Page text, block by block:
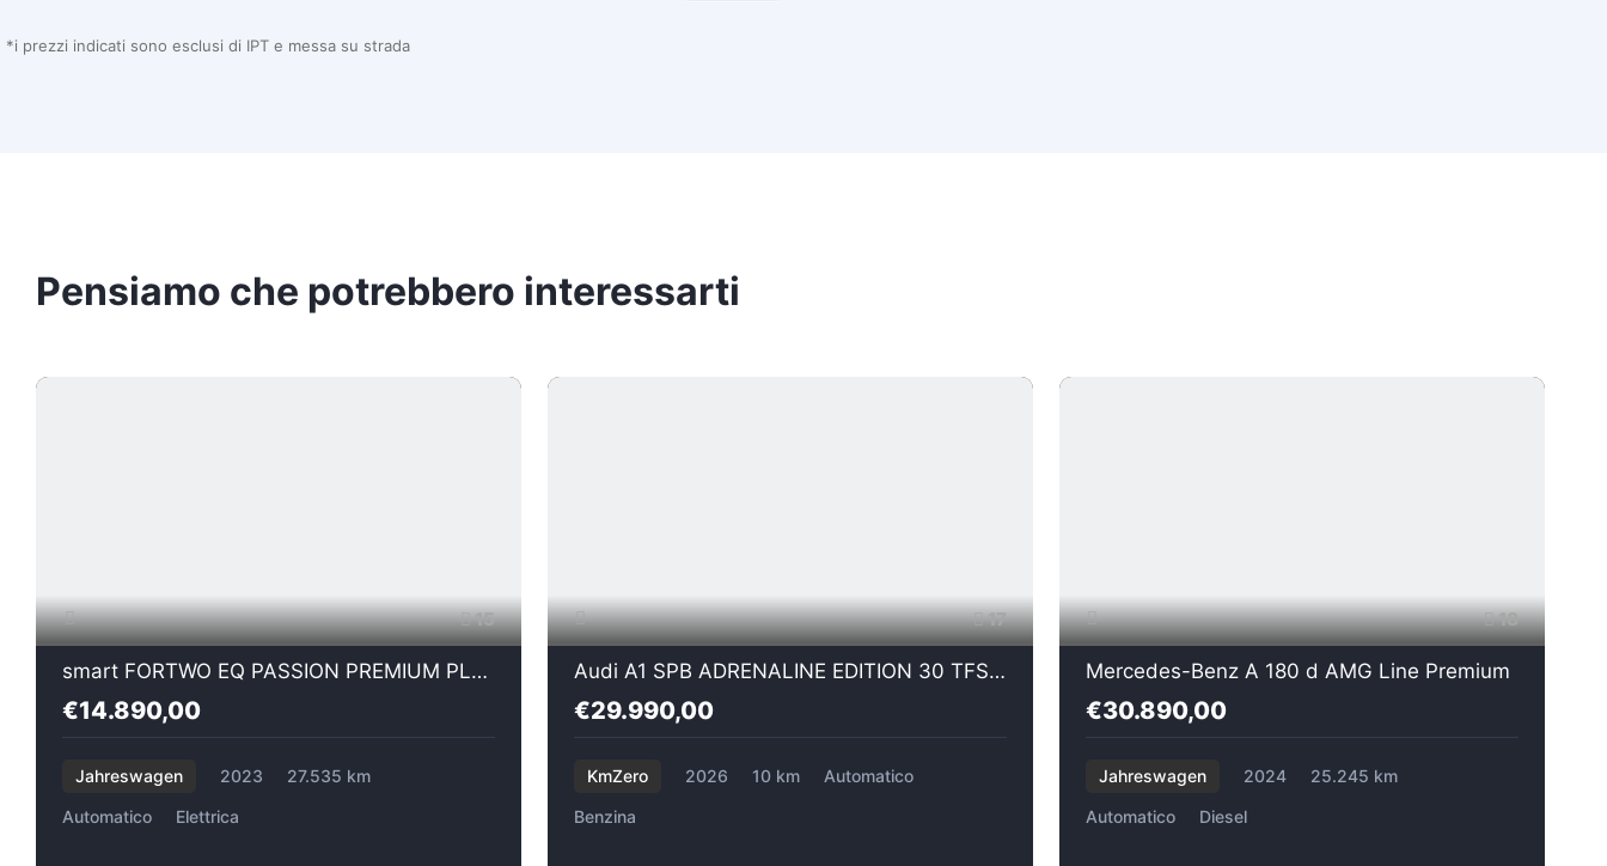
*i prezzi indicati sono esclusi di IPT e messa su strada
Pensiamo che potrebbero interessarti
15
smart FORTWO EQ PASSION PREMIUM PLUS
€14.890,00
Jahreswagen 2023
27.535 km
Automatico
Elettrica
17
Audi A1 SPB ADRENALINE EDITION 30 TFSI S-TRONIC
€29.990,00
KmZero 2026 10 km
Automatico
Benzina
18
Mercedes-Benz A 180 d AMG Line Premium
€30.890,00
Jahreswagen 2024
25.245 km
Automatico
Diesel